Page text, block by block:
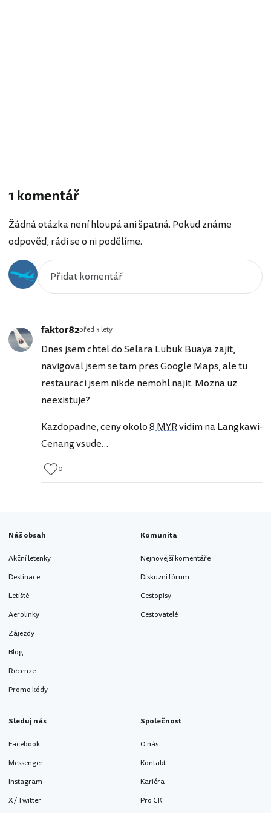
1 komentář
Žádná otázka není hloupá ani špatná. Pokud známe
odpověď, rádi se o ni podělíme.
faktor82před 3 lety
Dnes jsem chtel do Selara Lubuk Buaya zajit,
navigoval jsem se tam pres Google Maps, ale tu
restauraci jsem nikde nemohl najit. Mozna uz
neexistuje?
Kazdopadne, ceny okolo8 MYRvidim na Langkawi-
Cenang vsude…
0
Náš obsah
Akční letenky
Destinace
Letiště
Aerolinky
Zájezdy
Blog
Recenze
Promo kódy
Komunita
Nejnovější komentáře
Diskuzní fórum
Cestopisy
Cestovatelé
Sleduj nás
Facebook
Messenger
Instagram
X / Twitter
Společnost
O nás
Kontakt
Kariéra
Pro CK